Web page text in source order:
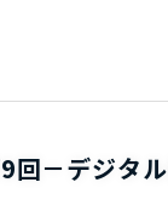
回－デジタ